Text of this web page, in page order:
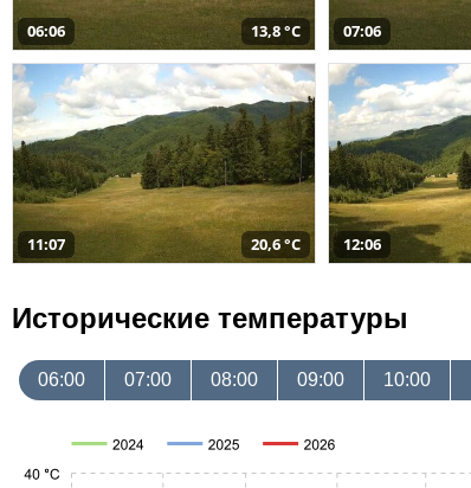
06:06 13,8 °C 07:06
11:07 20,6 °C 12:06
Исторические температуры
06:00 07:00 08:00 09:00 10:00